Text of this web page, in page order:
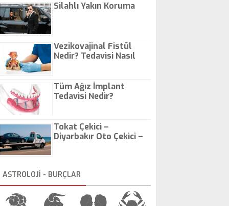
Silahlı Yakın Koruma
Vezikovajinal Fistül
Nedir? Tedavisi Nasıl
Tüm Ağız İmplant
Tedavisi Nedir?
Tokat Çekici –
Diyarbakır Oto Çekici –
ASTROLOJİ - BURÇLAR